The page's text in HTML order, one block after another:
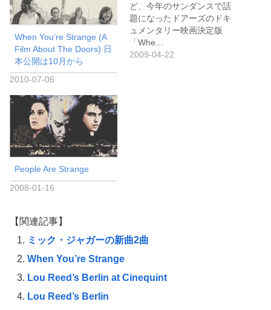
When You’re Strange (A
Film About The Doors) 日
本公開は10月から
2010-07-06
ど、今年のサンダンスで話
題になったドアーズのドキ
ュメンタリー映画決定版
「Whe…
2009-04-22
People Are Strange
2008-01-16
【関連記事】
ミック・ジャガーの新曲2曲
When You’re Strange
Lou Reed’s Berlin at Cinequint
Lou Reed’s Berlin